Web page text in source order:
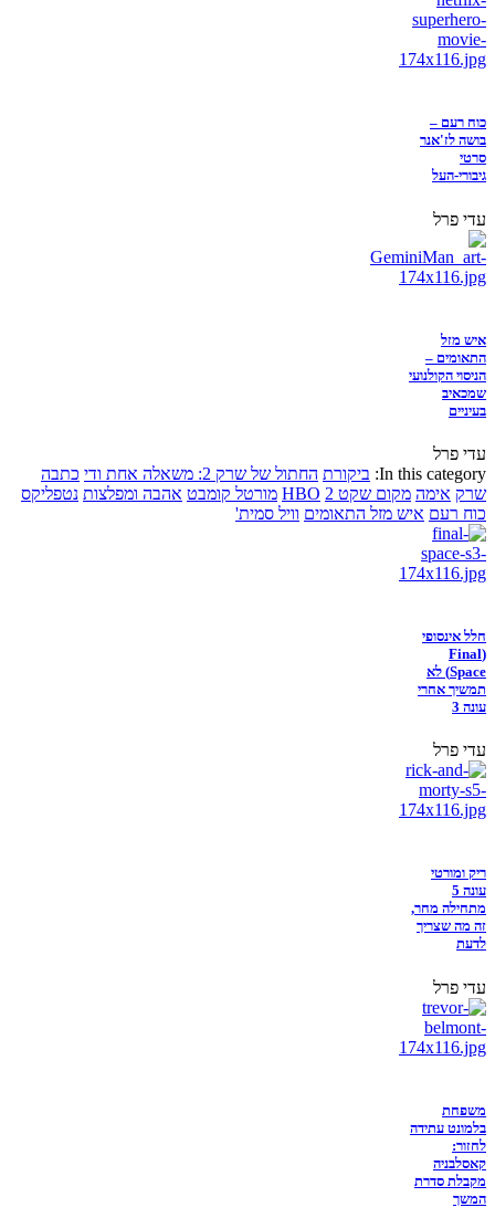
כוח רעם –
בושה לז'אנר
סרטי
גיבורי-העל
עדי פרל
איש מזל
התאומים –
הניסוי הקולנועי
שמכאיב
בעיניים
עדי פרל
In this category: ביקורת החתול של שרק 2: משאלה אחת ודי
כתבה
שרק אימה מקום שקט 2 HBO מורטל קומבט אהבה ומפלצות נטפליקס
כוח רעם איש מזל התאומים וויל סמית'
חלל אינסופי
(Final
Space) לא
תמשיך אחרי
עונה 3
עדי פרל
ריק ומורטי
עונה 5
מתחילה מחר,
זה מה שצריך
לדעת
עדי פרל
משפחת
בלמונט עתידה
לחזור:
קאסלבניה
מקבלת סדרת
המשך